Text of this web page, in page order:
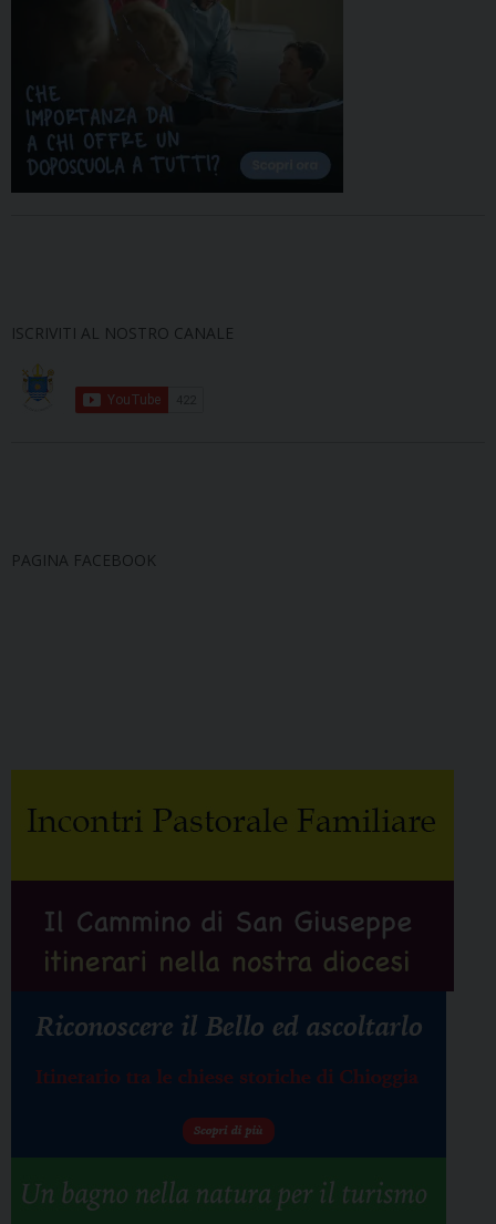
ISCRIVITI AL NOSTRO CANALE
PAGINA FACEBOOK